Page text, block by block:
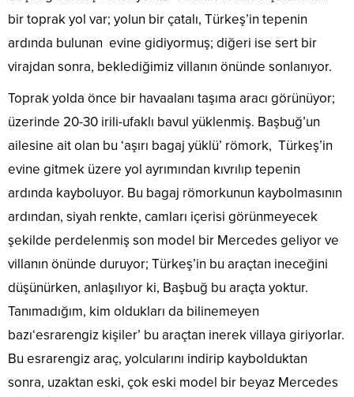
bir toprak yol var; yolun bir çatalı, Türkeş’in tepenin
ardında bulunan evine gidiyormuş; diğeri ise sert bir
virajdan sonra, beklediğimiz villanın önünde sonlanıyor.
Toprak yolda önce bir havaalanı taşıma aracı görünüyor;
üzerinde 20-30 irili-ufaklı bavul yüklenmiş. Başbuğ’un
ailesine ait olan bu ‘aşırı bagaj yüklü’ römork, Türkeş’in
evine gitmek üzere yol ayrımından kıvrılıp tepenin
ardında kayboluyor. Bu bagaj römorkunun kaybolmasının
ardından, siyah renkte, camları içerisi görünmeyecek
şekilde perdelenmiş son model bir Mercedes geliyor ve
villanın önünde duruyor; Türkeş’in bu araçtan ineceğini
düşünürken, anlaşılıyor ki, Başbuğ bu araçta yoktur.
Tanımadığım, kim oldukları da bilinemeyen
bazı‘esrarengiz kişiler’ bu araçtan inerek villaya giriyorlar.
Bu esrarengiz araç, yolcularını indirip kaybolduktan
sonra, uzaktan eski, çok eski model bir beyaz Mercedes